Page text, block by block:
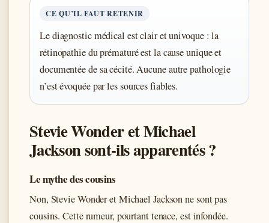
CE QU’IL FAUT RETENIR
Le diagnostic médical est clair et univoque : la
rétinopathie du prématuré est la cause unique et
documentée de sa cécité. Aucune autre pathologie
n’est évoquée par les sources fiables.
Stevie Wonder et Michael
Jackson sont-ils apparentés ?
Le mythe des cousins
Non, Stevie Wonder et Michael Jackson ne sont pas
cousins. Cette rumeur, pourtant tenace, est infondée.